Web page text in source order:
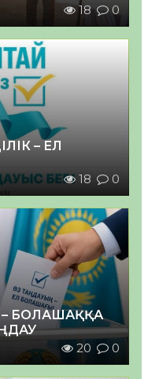
18 0
– ЕЛ
18 0
БОЛАШАҚҚА
20 0